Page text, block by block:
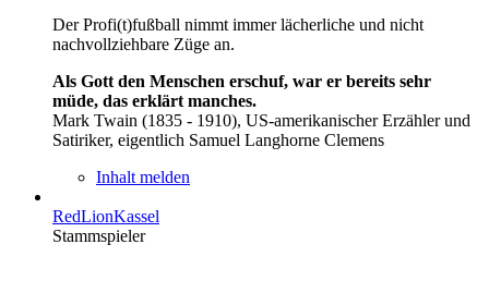
Der Profi(t)fußball nimmt immer lächerliche und nicht
nachvollziehbare Züge an.
Als Gott den Menschen erschuf, war er bereits sehr
müde, das erklärt manches.
Mark Twain (1835 - 1910), US-amerikanischer Erzähler und
Satiriker, eigentlich Samuel Langhorne Clemens
Inhalt melden
RedLionKassel
Stammspieler